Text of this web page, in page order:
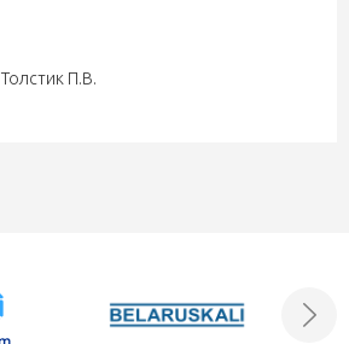
Толстик П.В.